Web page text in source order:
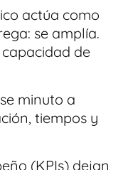
actúa como
se amplía.
de
minuto a
tiempos y
(KPIs) dejan